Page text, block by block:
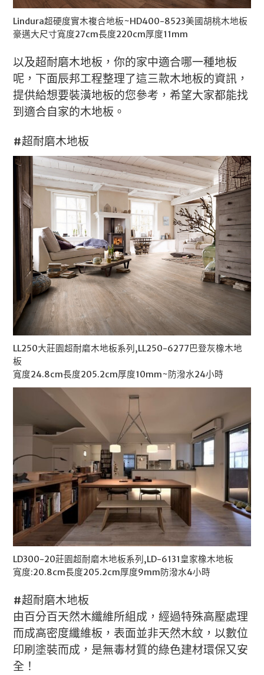
Lindura超硬度實木複合地板~HD400-8523美國胡桃木地板
豪邁大尺寸寬度27cm長度220cm厚度11mm
以及超耐磨木地板，你的家中適合哪一種地板
呢，下面辰邦工程整理了這三款木地板的資訊，
提供給想要裝潢地板的您參考，希望大家都能找
到適合自家的木地板。
#超耐磨木地板
LL250大莊園超耐磨木地板系列,LL250-6277巴登灰橡木地
板
寬度24.8cm長度205.2cm厚度10mm~防潑水24小時
LD300-20莊園超耐磨木地板系列,LD-6131皇家橡木地板
寬度:20.8cm長度205.2cm厚度9mm防潑水4小時
#超耐磨木地板
由百分百天然木纖維所組成，經過特殊高壓處理
而成高密度纖維板，表面並非天然木紋，以數位
印刷塗裝而成，是無毒材質的綠色建材環保又安
全！